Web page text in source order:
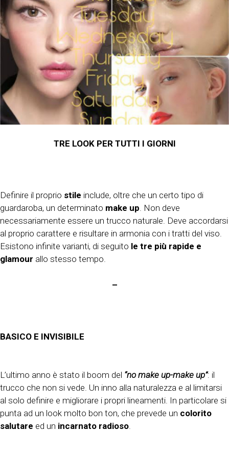
TRE LOOK PER TUTTI I GIORNI
Definire il proprio stile include, oltre che un certo tipo di
guardaroba, un determinato make up. Non deve
necessariamente essere un trucco naturale. Deve accordarsi
al proprio carattere e risultare in armonia con i tratti del viso.
Esistono infinite varianti, di seguito le tre più rapide e
glamour allo stesso tempo.
–
BASICO E INVISIBILE
L’ultimo anno è stato il boom del “no make up-make up”: il
trucco che non si vede. Un inno alla naturalezza e al limitarsi
al solo definire e migliorare i propri lineamenti. In particolare si
punta ad un look molto bon ton, che prevede un colorito
salutare ed un incarnato radioso.